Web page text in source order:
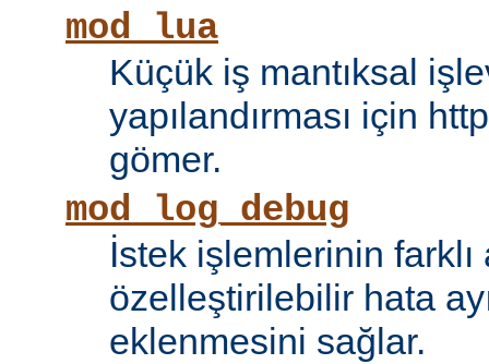
mod_lua
Küçük iş mantıksal
yapılandırması için
gömer.
mod_log_debug
İstek işlemlerinin farklı
özelleştirilebilir hata
eklenmesini sağlar.